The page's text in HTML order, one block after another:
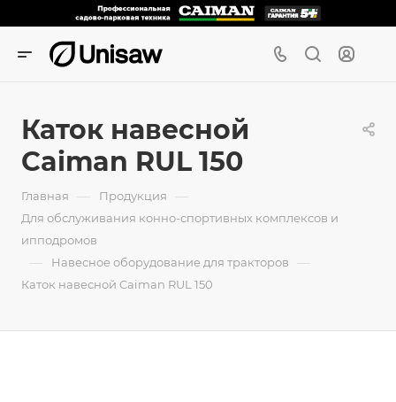
Каток навесной
Caiman RUL 150
Главная — Продукция —
Для обслуживания конно-спортивных комплексов и
ипподромов
— Навесное оборудование для тракторов —
Каток навесной Caiman RUL 150